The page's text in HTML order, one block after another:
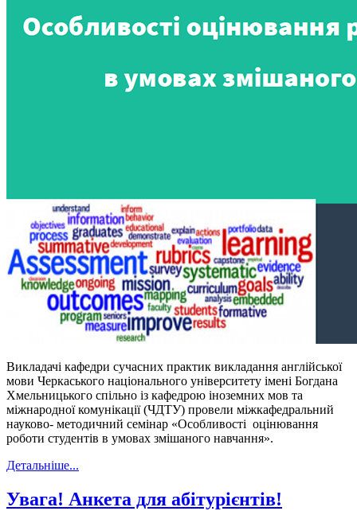
Викладачі кафедри сучасних практик викладання англійської
мови Черкаського національного університету імені Богдана
Хмельницького спільно із кафедрою іноземних мов та
міжнародної комунікації (ЧДТУ) провели міжкафедральний
науково- методичний семінар «Особливості оцінювання
роботи студентів в умовах змішаного навчання».
Детальніше...
Увага! Анкета для абітурієнтів!